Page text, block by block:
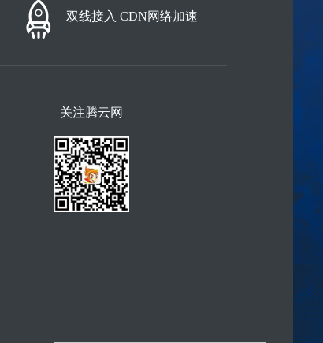
双线接入 CDN网络加速
关注腾云网